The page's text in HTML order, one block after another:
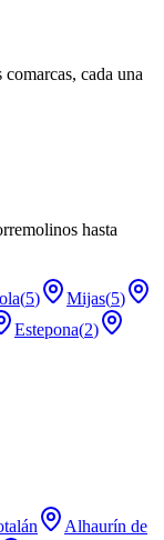
cada una
hasta
(5) Mijas(5)
Estepona(2)
Alhaurín de